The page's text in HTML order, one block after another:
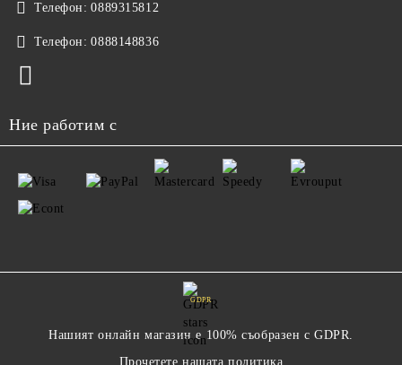
Телефон: 0889315812
Телефон: 0888148836
Ние работим с
GDPR
Нашият онлайн магазин е 100% съобразен с GDPR.
Прочетете нашата политика